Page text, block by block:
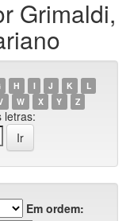
Grimaldi,
H I J K
L
W X Y Z
letras:
Em ordem: